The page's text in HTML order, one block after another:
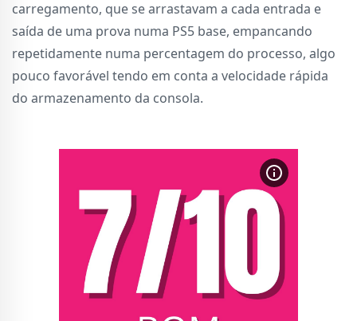
carregamento, que se arrastavam a cada entrada e
saída de uma prova numa PS5 base, empancando
repetidamente numa percentagem do processo, algo
pouco favorável tendo em conta a velocidade rápida
do armazenamento da consola.